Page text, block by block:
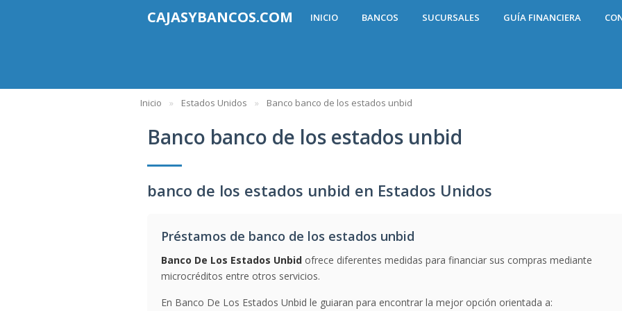
CAJASYBANCOS.COM INICIO BANCOS SUCURSALES GUÍA FINANCIERA
Inicio Estados Unidos Banco banco de los estados unbid
Banco banco de los estados unbid
banco de los estados unbid en Estados Unidos
Préstamos de banco de los estados unbid
Banco De Los Estados Unbid ofrece diferentes medidas para financiar sus compras mediante
microcréditos entre otros servicios.
En Banco De Los Estados Unbid le guiaran para encontrar la mejor opción orientada a: